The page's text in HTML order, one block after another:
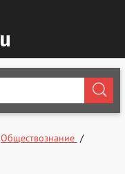
Обществознание